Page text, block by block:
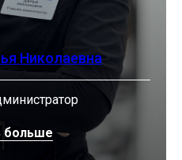
Николаевна
больше